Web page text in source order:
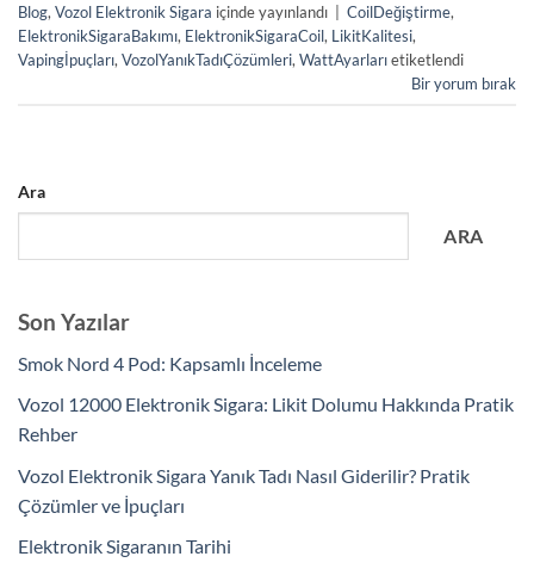
Blog, Vozol Elektronik Sigara içinde yayınlandı | CoilDeğiştirme,
ElektronikSigaraBakımı, ElektronikSigaraCoil, LikitKalitesi,
Vapingİpuçları, VozolYanıkTadıÇözümleri, WattAyarlarıetiketlendi
Bir yorum bırak
Ara
ARA
Son Yazılar
Smok Nord 4 Pod: Kapsamlı İnceleme
Vozol 12000 Elektronik Sigara: Likit Dolumu Hakkında Pratik
Rehber
Vozol Elektronik Sigara Yanık Tadı Nasıl Giderilir? Pratik
Çözümler ve İpuçları
Elektronik Sigaranın Tarihi